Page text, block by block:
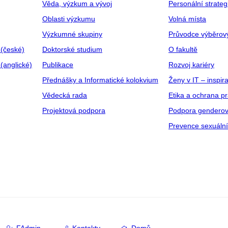
Věda, výzkum a vývoj
Oblasti výzkumu
Výzkumné skupiny
Doktorské studium
Publikace
Přednášky a Informatické kolokvium
Vědecká rada
Projektová podpora
Personální
Volná místa
Průvodce
O fakultě
Rozvoj kariéry
Ženy v IT –
Etika a ochrana
Podpora
Prevence